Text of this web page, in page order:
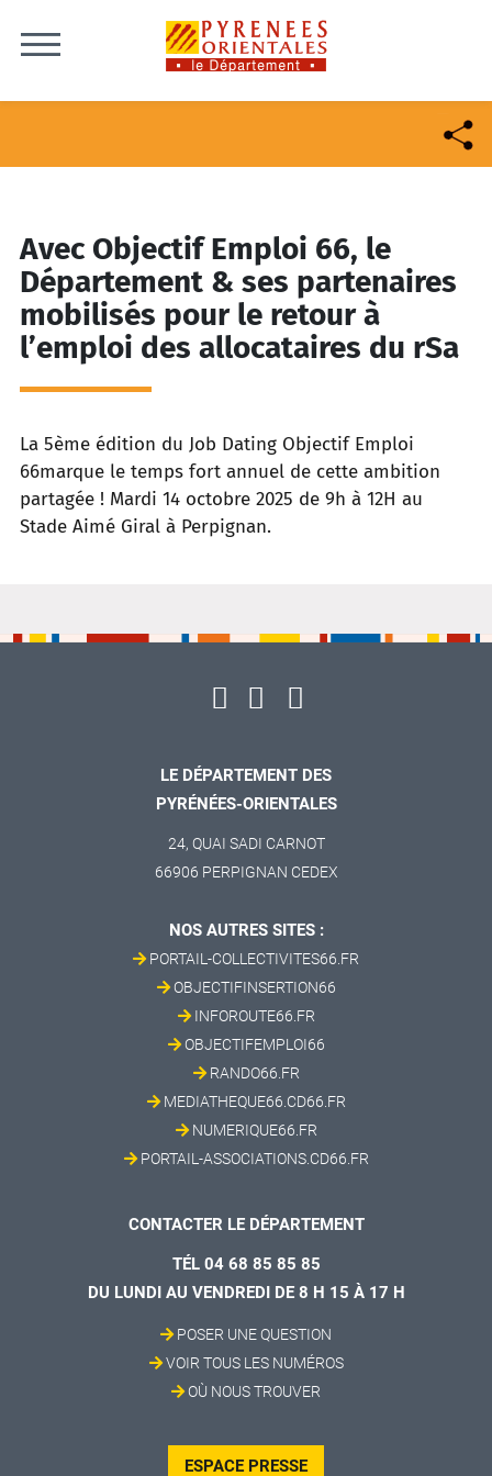
Avec Objectif Emploi 66, le
Département & ses partenaires
mobilisés pour le retour à
l’emploi des allocataires du rSa
La 5ème édition du Job Dating Objectif Emploi
66marque le temps fort annuel de cette ambition
partagée ! Mardi 14 octobre 2025 de 9h à 12H au
Stade Aimé Giral à Perpignan.
LE DÉPARTEMENT DES
PYRÉNÉES-ORIENTALES
24, QUAI SADI CARNOT
66906 PERPIGNAN CEDEX
NOS AUTRES SITES :
PORTAIL-COLLECTIVITES66.FR
OBJECTIFINSERTION66
INFOROUTE66.FR
OBJECTIFEMPLOI66
RANDO66.FR
MEDIATHEQUE66.CD66.FR
NUMERIQUE66.FR
PORTAIL-ASSOCIATIONS.CD66.FR
CONTACTER LE DÉPARTEMENT
TÉL 04 68 85 85 85
DU LUNDI AU VENDREDI DE 8 H 15 À 17 H
POSER UNE QUESTION
VOIR TOUS LES NUMÉROS
OÙ NOUS TROUVER
ESPACE PRESSE